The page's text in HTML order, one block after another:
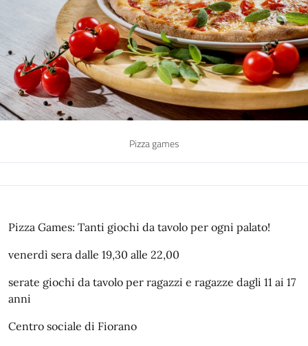
Pizza games
Pizza Games: Tanti giochi da tavolo per ogni palato!
venerdì sera dalle 19,30 alle 22,00
serate giochi da tavolo per ragazzi e ragazze dagli 11 ai 17
anni
Centro sociale di Fiorano